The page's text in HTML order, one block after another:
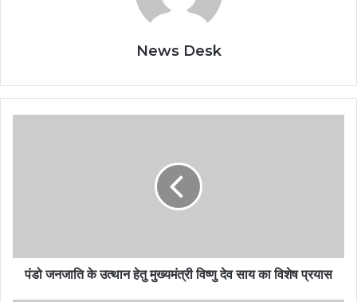
News Desk
पंडो जनजाति के उत्थान हेतु मुख्यमंत्री विष्णु देव साय का विशेष प्रयास